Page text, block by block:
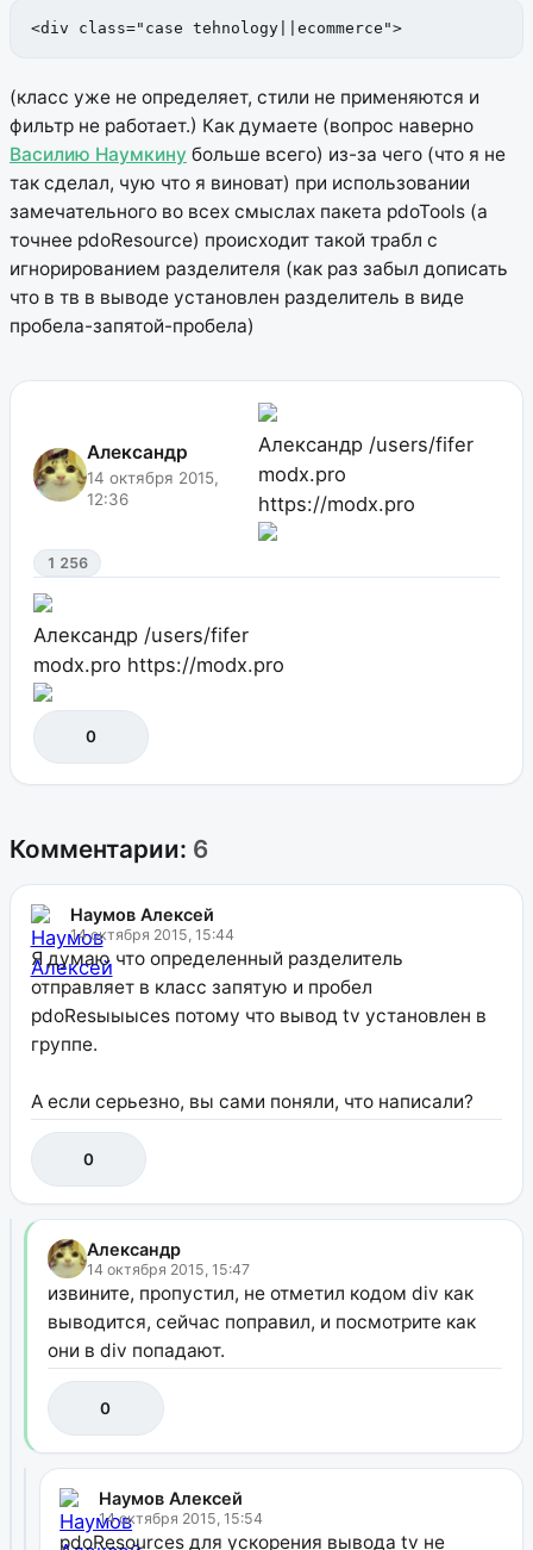
<div class="case tehnology||ecommerce">
(класс уже не определяет, стили не применяются и
фильтр не работает.) Как думаете (вопрос наверно
Василию Наумкину больше всего) из-за чего (что я не
так сделал, чую что я виноват) при использовании
замечательного во всех смыслах пакета pdoTools (а
точнее pdoResource) происходит такой трабл с
игнорированием разделителя (как раз забыл дописать
что в тв в выводе установлен разделитель в виде
пробела-запятой-пробела)
Александр
14 октября 2015,
12:36
Александр /users/fifer
modx.pro
https://modx.pro
1 256
Александр /users/fifer
modx.pro https://modx.pro
0
Комментарии: 6
Наумов Алексей
14 октября 2015, 15:44
Я думаю что определенный разделитель
отправляет в класс запятую и пробел
pdoResыыыces потому что вывод tv установлен в
группе.
А если серьезно, вы сами поняли, что написали?
0
Александр
14 октября 2015, 15:47
извините, пропустил, не отметил кодом div как
выводится, сейчас поправил, и посмотрите как
они в div попадают.
0
Наумов Алексей
14 октября 2015, 15:54
pdoResources для ускорения вывода tv не